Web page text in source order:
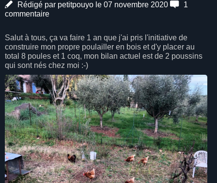
Rédigé par petitpouyo le 07 novembre 2020
1
commentaire
Salut à tous, ça va faire 1 an que j'ai pris l'initiative de
construire mon propre poulailler en bois et d'y placer au
total 8 poules et 1 coq, mon bilan actuel est de 2 poussins
qui sont nés chez moi :-)